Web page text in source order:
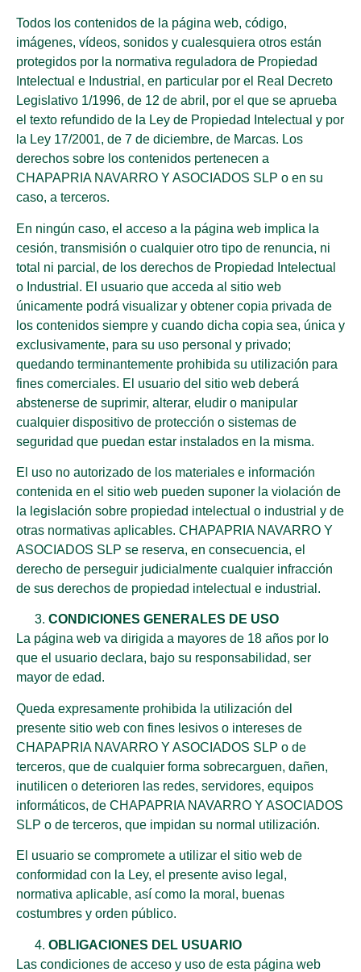
Todos los contenidos de la página web, código,
imágenes, vídeos, sonidos y cualesquiera otros están
protegidos por la normativa reguladora de Propiedad
Intelectual e Industrial, en particular por el Real Decreto
Legislativo 1/1996, de 12 de abril, por el que se aprueba
el texto refundido de la Ley de Propiedad Intelectual y por
la Ley 17/2001, de 7 de diciembre, de Marcas. Los
derechos sobre los contenidos pertenecen a
CHAPAPRIA NAVARRO Y ASOCIADOS SLP o en su
caso, a terceros.
En ningún caso, el acceso a la página web implica la
cesión, transmisión o cualquier otro tipo de renuncia, ni
total ni parcial, de los derechos de Propiedad Intelectual
o Industrial. El usuario que acceda al sitio web
únicamente podrá visualizar y obtener copia privada de
los contenidos siempre y cuando dicha copia sea, única y
exclusivamente, para su uso personal y privado;
quedando terminantemente prohibida su utilización para
fines comerciales. El usuario del sitio web deberá
abstenerse de suprimir, alterar, eludir o manipular
cualquier dispositivo de protección o sistemas de
seguridad que puedan estar instalados en la misma.
El uso no autorizado de los materiales e información
contenida en el sitio web pueden suponer la violación de
la legislación sobre propiedad intelectual o industrial y de
otras normativas aplicables. CHAPAPRIA NAVARRO Y
ASOCIADOS SLP se reserva, en consecuencia, el
derecho de perseguir judicialmente cualquier infracción
de sus derechos de propiedad intelectual e industrial.
CONDICIONES GENERALES DE USO
La página web va dirigida a mayores de 18 años por lo
que el usuario declara, bajo su responsabilidad, ser
mayor de edad.
Queda expresamente prohibida la utilización del
presente sitio web con fines lesivos o intereses de
CHAPAPRIA NAVARRO Y ASOCIADOS SLP o de
terceros, que de cualquier forma sobrecarguen, dañen,
inutilicen o deterioren las redes, servidores, equipos
informáticos, de CHAPAPRIA NAVARRO Y ASOCIADOS
SLP o de terceros, que impidan su normal utilización.
El usuario se compromete a utilizar el sitio web de
conformidad con la Ley, el presente aviso legal,
normativa aplicable, así como la moral, buenas
costumbres y orden público.
OBLIGACIONES DEL USUARIO
Las condiciones de acceso y uso de esta página web